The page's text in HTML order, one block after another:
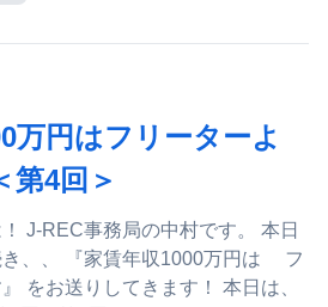
万円はフリーターよ
第4回＞
REC事務局の中村です。 本日
万円は フ
、